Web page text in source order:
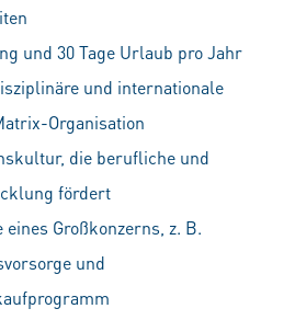
und 30 Tage Urlaub pro Jahr
und internationale
Organisation
die berufliche und
fördert
Großkonzerns, z. B.
und